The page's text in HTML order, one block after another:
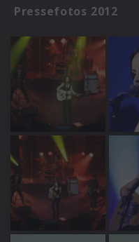
Pressefotos 2012